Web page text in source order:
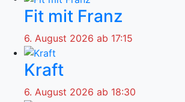
Fit mit Franz
6. August 2026 ab 17:15
Kraft
6. August 2026 ab 18:30